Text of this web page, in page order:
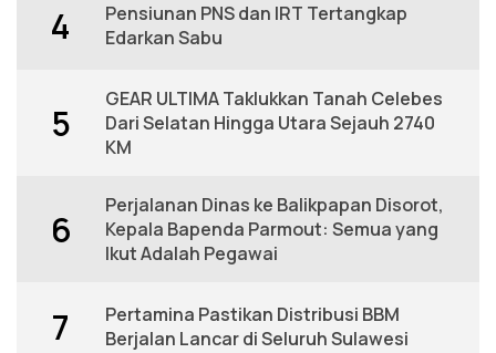
4
Pensiunan PNS dan IRT Tertangkap
Edarkan Sabu
5
GEAR ULTIMA Taklukkan Tanah Celebes
Dari Selatan Hingga Utara Sejauh 2740
KM
6
Perjalanan Dinas ke Balikpapan Disorot,
Kepala Bapenda Parmout: Semua yang
Ikut Adalah Pegawai
7
Pertamina Pastikan Distribusi BBM
Berjalan Lancar di Seluruh Sulawesi